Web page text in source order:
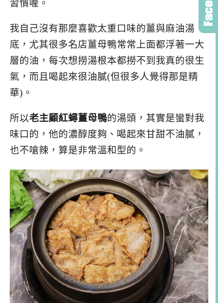
習慣喔。
我自己沒有那麼喜歡太重口味的薑與麻油湯
底，尤其很多名店薑母鴨常常上面都浮著一大
層的油，每次想撈湯根本都撈不到我真的很生
氣，而且喝起來很油膩(但很多人覺得那是精
華)。
所以老主顧紅蟳薑母鴨的湯頭，其實是蠻對我
味口的，他的濃醇度夠、喝起來甘甜不油膩，
也不嗆辣，算是非常溫和型的。